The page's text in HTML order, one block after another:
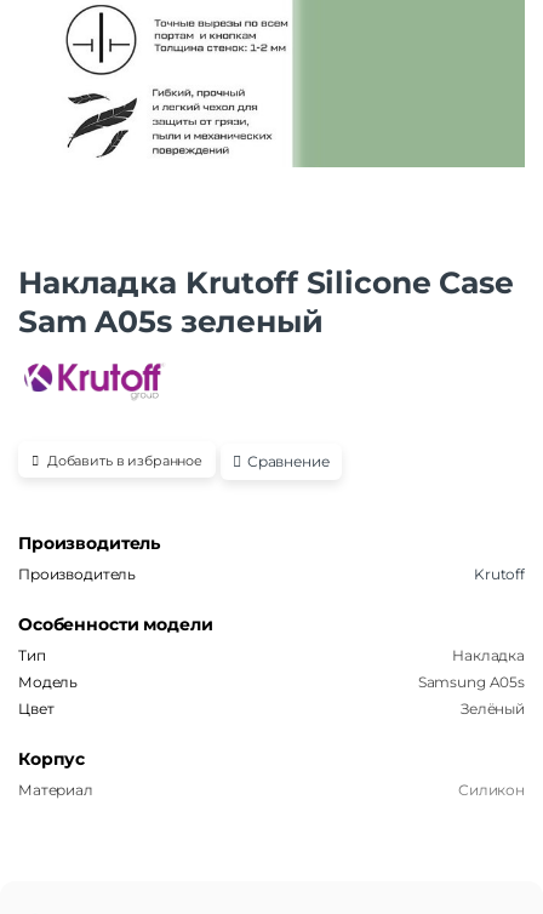
Накладка Krutoff Silicone Case
Sam A05s зеленый
Добавить в избранное Сравнение
Производитель
Производитель Krutoff
Особенности модели
Тип
Накладка
Модель
Samsung A05s
Цвет
Зелёный
Корпус
Материал Силикон